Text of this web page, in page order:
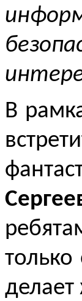
В
делает